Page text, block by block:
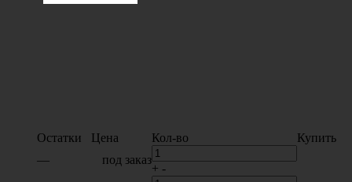
Остатки Цена Кол-во
Купить
— под заказ
+ -